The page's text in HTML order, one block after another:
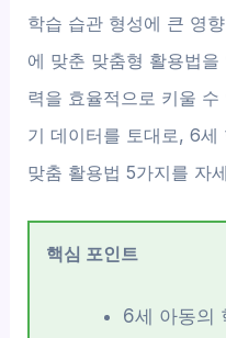
학습 습관 형성에 큰 영
에 맞춘 맞춤형 활용법
력을 효율적으로 키울
기 데이터를 토대로, 6세
맞춤 활용법 5가지를 자
핵심 포인트
6세 아동의